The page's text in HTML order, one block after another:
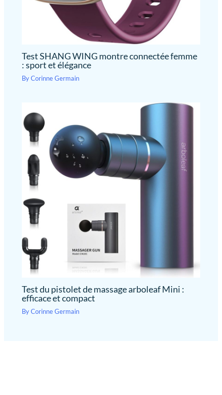
Test SHANG WING montre connectée femme
: sport et élégance
ByCorinne Germain
Test du pistolet de massage arboleaf Mini :
efficace et compact
ByCorinne Germain